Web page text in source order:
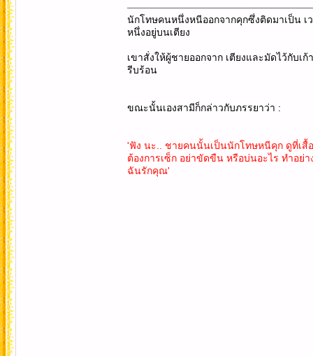
นักโทษคนหนึ่งหนีออกจากคุกซึ่งติดมาเป็น เ
หนึ่งอยู่บนเตียง
เขาสั่งให้ผู้ชายออกจาก เตียงและมัดไว้กับ
รีบร้อน
ขณะนั้นเองสามีก็กล่าวกับภรรยาว่า :
'ฟัง นะ.. ชายคนนั้นเป็นนักโทษหนีคุก ดูที่เสื้
ต้องการเซ็ก อย่าขัดขืน หรือบ่นอะไร ทำอย่
ฉันรักคุณ'